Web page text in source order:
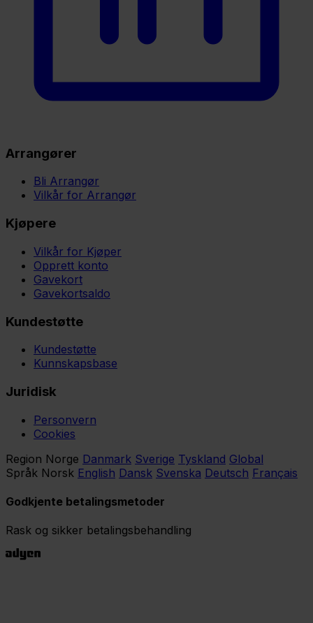
Arrangører
Bli Arrangør
Vilkår for Arrangør
Kjøpere
Vilkår for Kjøper
Opprett konto
Gavekort
Gavekortsaldo
Kundestøtte
Kundestøtte
Kunnskapsbase
Juridisk
Personvern
Cookies
Region Norge Danmark Sverige Tyskland Global
Språk Norsk English Dansk Svenska Deutsch Français
Godkjente betalingsmetoder
Rask og sikker betalingsbehandling